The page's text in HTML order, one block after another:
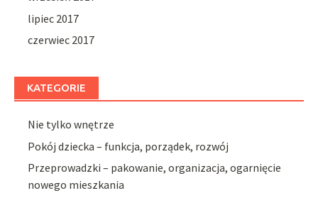
lipiec 2017
czerwiec 2017
KATEGORIE
Nie tylko wnętrze
Pokój dziecka – funkcja, porządek, rozwój
Przeprowadzki – pakowanie, organizacja, ogarnięcie
nowego mieszkania